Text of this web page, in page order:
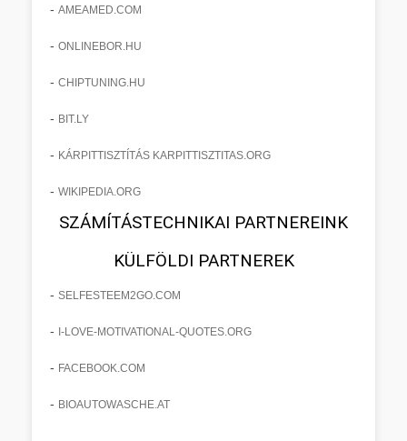
- AMEAMED.COM
- ONLINEBOR.HU
- CHIPTUNING.HU
- BIT.LY
- KÁRPITTISZTÍTÁS KARPITTISZTITAS.ORG
- WIKIPEDIA.ORG
SZÁMÍTÁSTECHNIKAI PARTNEREINK
KÜLFÖLDI PARTNEREK
- SELFESTEEM2GO.COM
- I-LOVE-MOTIVATIONAL-QUOTES.ORG
- FACEBOOK.COM
- BIOAUTOWASCHE.AT